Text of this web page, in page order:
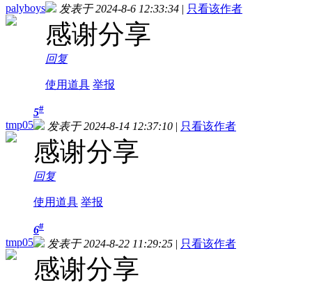
palyboys
发表于 2024-8-6 12:33:34 | 只看该作者
感谢分享
回复
使用道具 举报
tmp05
5#
发表于 2024-8-14 12:37:10 | 只看该作者
感谢分享
回复
使用道具 举报
tmp05
6#
发表于 2024-8-22 11:29:25 | 只看该作者
感谢分享